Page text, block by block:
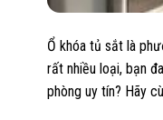
Ổ khóa tủ sắt là
rất nhiều loại, bạn
phòng uy tín? Hãy